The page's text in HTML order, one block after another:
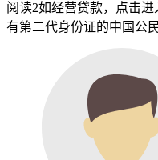
阅读2如经营贷款，点击
有第二代身份证的中国公